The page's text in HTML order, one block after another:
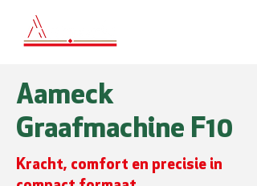
Aameck
Graafmachine F10
Kracht, comfort en precisie in